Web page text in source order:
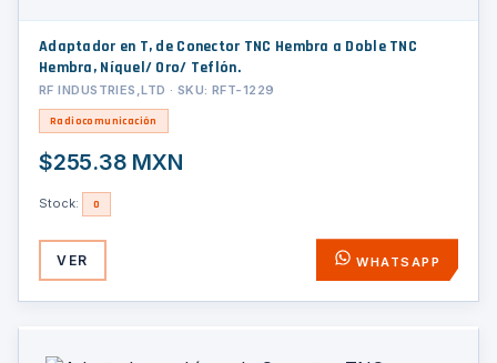
Adaptador en T, de Conector TNC Hembra a Doble TNC
Hembra, Níquel/ Oro/ Teflón.
RF INDUSTRIES,LTD · SKU: RFT-1229
Radiocomunicación
$255.38 MXN
Stock: 0
VER WHATSAPP